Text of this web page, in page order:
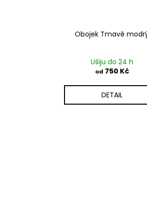
Obojek Tmavě
Ušiju do 24 h
od 750 Kč
DETAIL